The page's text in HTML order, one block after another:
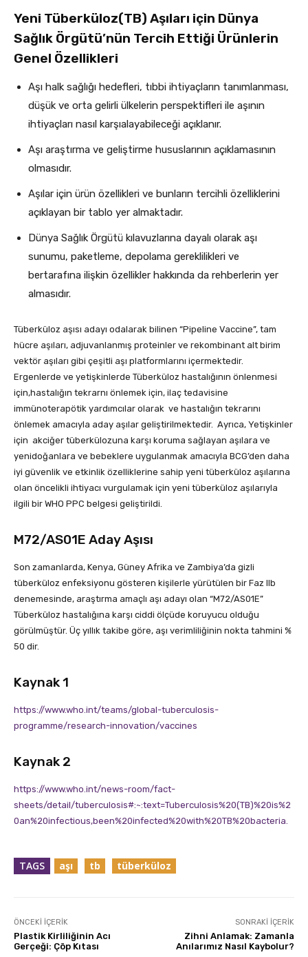
Yeni Tüberküloz(TB) Aşıları için Dünya
Sağlık Örgütü’nün Tercih Ettiği Ürünlerin
Genel Özellikleri
Aşı halk sağlığı hedefleri, tıbbi ihtiyaçların tanımlanması,
düşük ve orta gelirli ülkelerin perspektifleri ile aşının
ihtiyaçları nasıl karşıalayabileceği açıklanır.
Aşı araştırma ve geliştirme hususlarının açıklamasının
olmasıdır.
Aşılar için ürün özellikleri ve bunların tercihli özelliklerini
açıklayan bir tablo yer almaktadır.
Dünya Sağlık Örgütü kılavuzlarına dayalı olarak aşı
sunumu, paketleme, depolama gereklilikleri ve
bertarafına ilişkin özellikler hakkında da rehberlerin yer
almasıdır.
Tüberküloz aşısı adayı odalarak bilinen “Pipeline Vaccine”, tam
hücre aşıları, adjuvanlanmış proteinler ve rekombinant alt birim
vektör aşıları gibi çeşitli aşı platformlarını içermektedir.
Ergenlerde ve yetişkinlerde Tüberküloz hastalığının önlenmesi
için,hastalığın tekrarnı önlemek için, ilaç tedavisine
immünoterapötik yardımcılar olarak ve hastalığın tekrarını
önlemek amacıyla aday aşılar geliştirilmektedir. Ayrıca, Yetişkinler
için akciğer tüberkülozuna karşı koruma sağlayan aşılara ve
yenidoğanlara ve bebeklere uygulanmak amacıyla BCG’den daha
iyi güvenlik ve etkinlik özelliklerine sahip yeni tüberküloz aşılarına
olan öncelikli ihtiyacı vurgulamak için yeni tüberküloz aşılarıyla
ilgili bir WHO PPC belgesi geliştirildi.
M72/AS01E Aday Aşısı
Son zamanlarda, Kenya, Güney Afrika ve Zambiya’da gizli
tüberküloz enfeksiyonu gösteren kişilerle yürütülen bir Faz IIb
denemesinde, araştırma amaçlı aşı adayı olan “M72/AS01E”
Tüberküloz hastalığına karşı ciddi ölçüde koruyucu olduğu
görülmüştür. Üç yıllık takibe göre, aşı verimliliğinin nokta tahmini %
50 dir.
Kaynak 1
https://www.who.int/teams/global-tuberculosis-
programme/research-innovation/vaccines
Kaynak 2
https://www.who.int/news-room/fact-
sheets/detail/tuberculosis#:~:text=Tuberculosis%20(TB)%20is%2
0an%20infectious,been%20infected%20with%20TB%20bacteria.
TAGS aşı tb tüberküloz
ÖNCEKI İÇERIK
Plastik Kirliliğinin Acı
Gerçeği: Çöp Kıtası
SONRAKI İÇERIK
Zihni Anlamak: Zamanla
Anılarımız Nasıl Kaybolur?